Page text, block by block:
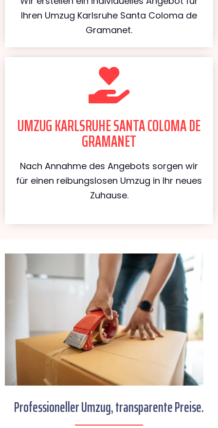
Ihren Umzug Karlsruhe Santa Coloma de
Gramanet.
UMZUG KARLSRUHE SANTA COLOMA DE
GRAMANET
Nach Annahme des Angebots sorgen wir
für einen reibungslosen Umzug in Ihr neues
Zuhause.
Professioneller Umzug, transparente Preise.